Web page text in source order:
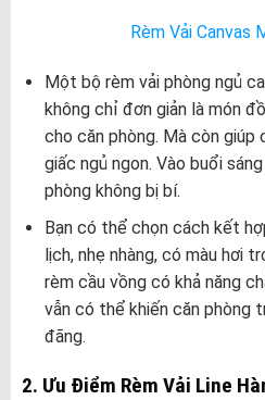
Rèm Vải Canvas
Một bộ rèm vải phòng ngủ
không chỉ đơn giản là món
cho căn phòng. Mà còn giúp
giấc ngủ ngon. Vào buổi
phòng không bị bí.
Bạn có thể chọn cách kết
lịch, nhẹ nhàng, có màu hơi
rèm cầu vồng có khả năng
vẫn có thể khiến căn phòng
đãng.
2. Ưu Điểm Rèm Vải Line